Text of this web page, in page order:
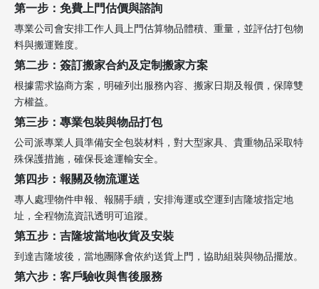
第一步：免費上門估價與諮詢
專業公司會安排工作人員上門估算物品體積、重量，並評估打包物
料與搬運難度。
第二步：簽訂搬家合約及定制搬家方案
根據需求協商方案，明確列出服務內容、搬家日期及報價，保障雙
方權益。
第三步：專業包裝與物品打包
公司派專業人員準備安全包裝材料，對大型家具、貴重物品采取特
殊保護措施，確保長途運輸安全。
第四步：報關及物流運送
專人處理物件申報、報關手續，安排海運或空運到吉隆坡指定地
址，全程物流資訊透明可追蹤。
第五步：吉隆坡當地收貨及安裝
到達吉隆坡後，當地團隊會依約送貨上門，協助組裝與物品擺放。
第六步：客戶驗收與售後服務